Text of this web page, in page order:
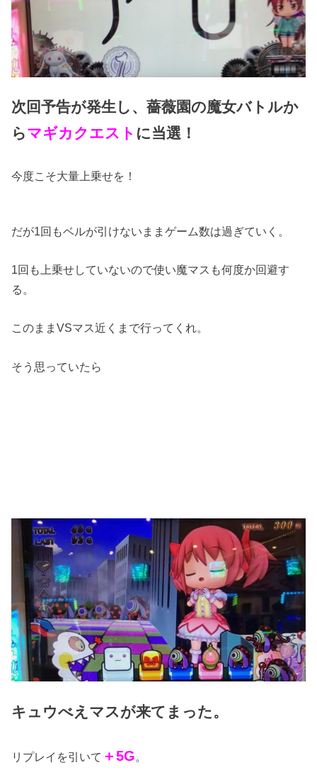
次回予告が発生し、薔薇園の魔女バトルか
らマギカクエスト に当選！
今度こそ大量上乗せを！
だが1回もベルが引けないままゲーム数は過ぎていく。
1回も上乗せしていないので使い魔マスも何度か回避す
る。
このままVSマス近くまで行ってくれ。
そう思っていたら
キュウべえマスが来てまった。
リプレイを引いて ＋5G。